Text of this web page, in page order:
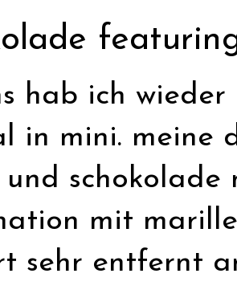
hab ich wieder
in mini. meine
und
mit
sehr entfernt